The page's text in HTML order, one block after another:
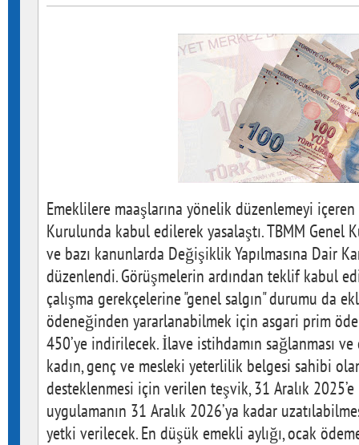
Emeklilere maaşlarına yönelik düzenlemeyi
Kurulunda kabul edilerek yasalaştı. TBMM Genel
ve bazı kanunlarda Değişiklik Yapılmasına Dair
düzenlendi. Görüşmelerin ardından teklif kabul
çalışma gerekçelerine "genel salgın" durumu da
ödeneğinden yararlanabilmek için asgari prim
450’ye indirilecek. İlave istihdamın sağlanması
kadın, genç ve mesleki yeterlilik belgesi sahibi
desteklenmesi için verilen teşvik, 31 Aralık
uygulamanın 31 Aralık 2026’ya kadar
yetki verilecek. En düşük emekli aylığı, ocak